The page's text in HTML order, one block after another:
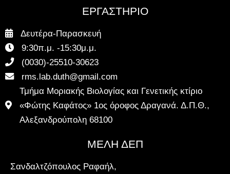
ΕΡΓΑΣΤΗΡΙΟ
Δευτέρα-Παρασκευή
9:30π.μ. -15:30μ.μ.
(0030)-25510-30623
rms.lab.duth@gmail.com
Τμήμα Μοριακής Βιολογίας και Γενετικής κτίριο
«Φώτης Καφάτος» 1ος όροφος Δραγανά. Δ.Π.Θ.,
Αλεξανδρούπολη 68100
ΜΕΛΗ ΔΕΠ
Σανδαλτζόπουλος Ραφαήλ,